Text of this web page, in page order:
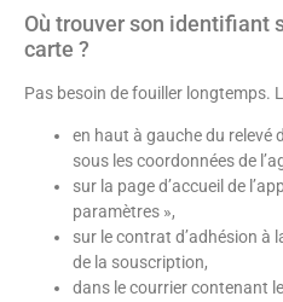
Où trouver son identifiant
carte ?
Pas besoin de fouiller longtemps.
en haut à gauche du relevé
sous les coordonnées de
sur la page d’accueil de
paramètres »,
sur le contrat d’adhésion à
de la souscription,
dans le courrier contenant